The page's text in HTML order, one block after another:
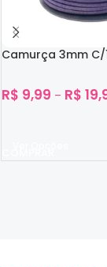
Camurça 3mm C/
R$ 9,99 – R$